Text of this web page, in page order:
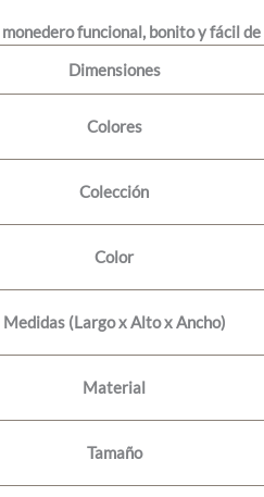
monedero funcional, bonito y fácil
Dimensiones
Colores
Colección
Color
Medidas (Largo x Alto x Ancho)
Material
Tamaño